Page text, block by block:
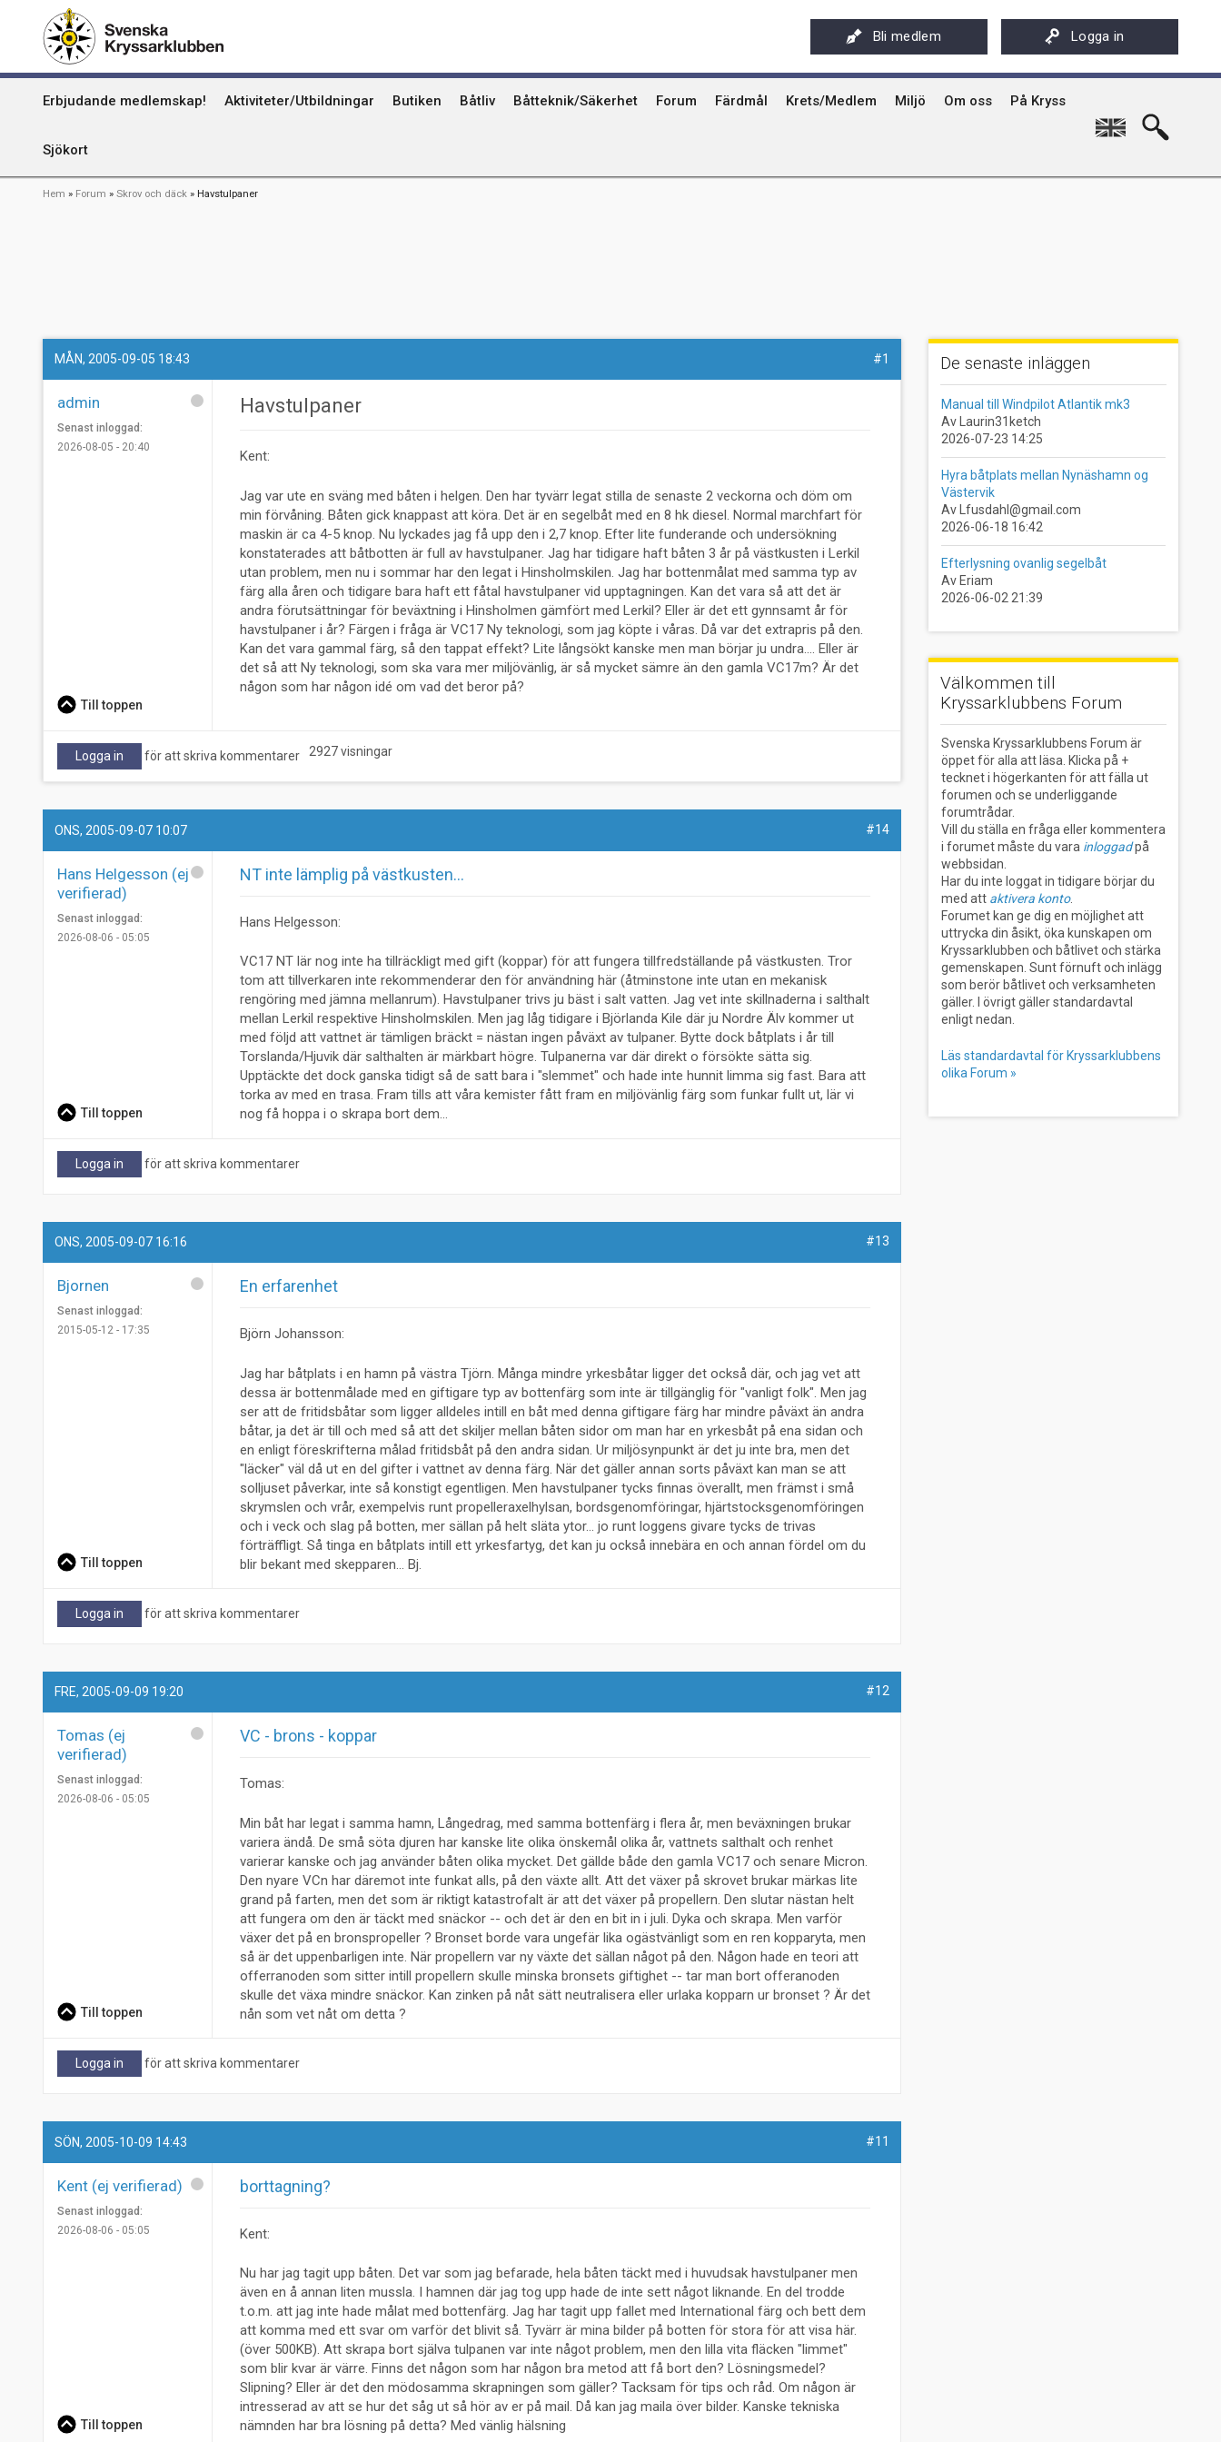
huvudinnehåll
Bli medlem Logga in
Erbjudande medlemskap! Aktiviteter/Utbildningar Butiken Båtliv
Toalettavfall och sjömackar
Båtteknik/Säkerhet Forum Färdmål
Stockholms skärgård
Krets/Medlem
Uthyrning av Kryssarklubbens IF-båtar och kajaker
Miljö Om oss
Svenska Kryssarklubben 100 år
På Kryss
På Kryss historia
Kryssarklubbens nyhetsbrev
Sjökort
Kummel
Uthamn
Naturhamn
English
Länkstig
Hem Forum Skrov och däck Havstulpaner
MÅN, 2005-09-05 18:43 #1
admin
Senast inloggad:
2026-08-05 - 20:40
Havstulpaner
Kent:
Jag var ute en sväng med båten i helgen. Den har tyvärr legat stilla de senaste 2 veckorna och döm om
min förvåning. Båten gick knappast att köra. Det är en segelbåt med en 8 hk diesel. Normal marchfart för
maskin är ca 4-5 knop. Nu lyckades jag få upp den i 2,7 knop. Efter lite funderande och undersökning
konstaterades att båtbotten är full av havstulpaner. Jag har tidigare haft båten 3 år på västkusten i Lerkil
utan problem, men nu i sommar har den legat i Hinsholmskilen. Jag har bottenmålat med samma typ av
färg alla åren och tidigare bara haft ett fåtal havstulpaner vid upptagningen. Kan det vara så att det är
andra förutsättningar för beväxtning i Hinsholmen gämfört med Lerkil? Eller är det ett gynnsamt år för
havstulpaner i år? Färgen i fråga är VC17 Ny teknologi, som jag köpte i våras. Då var det extrapris på den.
Kan det vara gammal färg, så den tappat effekt? Lite långsökt kanske men man börjar ju undra.... Eller är
det så att Ny teknologi, som ska vara mer miljövänlig, är så mycket sämre än den gamla VC17m? Är det
någon som har någon idé om vad det beror på?
Till toppen
Logga in för att skriva kommentarer 2927 visningar
ONS, 2005-09-07 10:07 #14
Hans Helgesson (ej
verifierad)
Senast inloggad:
2026-08-06 - 05:05
NT inte lämplig på västkusten...
Hans Helgesson:
VC17 NT lär nog inte ha tillräckligt med gift (koppar) för att fungera tillfredställande på västkusten. Tror
tom att tillverkaren inte rekommenderar den för användning här (åtminstone inte utan en mekanisk
rengöring med jämna mellanrum). Havstulpaner trivs ju bäst i salt vatten. Jag vet inte skillnaderna i salthalt
mellan Lerkil respektive Hinsholmskilen. Men jag låg tidigare i Björlanda Kile där ju Nordre Älv kommer ut
med följd att vattnet är tämligen bräckt = nästan ingen påväxt av tulpaner. Bytte dock båtplats i år till
Torslanda/Hjuvik där salthalten är märkbart högre. Tulpanerna var där direkt o försökte sätta sig.
Upptäckte det dock ganska tidigt så de satt bara i "slemmet" och hade inte hunnit limma sig fast. Bara att
torka av med en trasa. Fram tills att våra kemister fått fram en miljövänlig färg som funkar fullt ut, lär vi
nog få hoppa i o skrapa bort dem...
Till toppen
Logga in för att skriva kommentarer
ONS, 2005-09-07 16:16 #13
Bjornen
Senast inloggad:
2015-05-12 - 17:35
En erfarenhet
Björn Johansson:
Jag har båtplats i en hamn på västra Tjörn. Många mindre yrkesbåtar ligger det också där, och jag vet att
dessa är bottenmålade med en giftigare typ av bottenfärg som inte är tillgänglig för "vanligt folk". Men jag
ser att de fritidsbåtar som ligger alldeles intill en båt med denna giftigare färg har mindre påväxt än andra
båtar, ja det är till och med så att det skiljer mellan båten sidor om man har en yrkesbåt på ena sidan och
en enligt föreskrifterna målad fritidsbåt på den andra sidan. Ur miljösynpunkt är det ju inte bra, men det
"läcker" väl då ut en del gifter i vattnet av denna färg. När det gäller annan sorts påväxt kan man se att
solljuset påverkar, inte så konstigt egentligen. Men havstulpaner tycks finnas överallt, men främst i små
skrymslen och vrår, exempelvis runt propelleraxelhylsan, bordsgenomföringar, hjärtstocksgenomföringen
och i veck och slag på botten, mer sällan på helt släta ytor... jo runt loggens givare tycks de trivas
förträffligt. Så tinga en båtplats intill ett yrkesfartyg, det kan ju också innebära en och annan fördel om du
blir bekant med skepparen... Bj.
Till toppen
Logga in för att skriva kommentarer
FRE, 2005-09-09 19:20 #12
Tomas (ej
verifierad)
Senast inloggad:
2026-08-06 - 05:05
VC - brons - koppar
Tomas:
Min båt har legat i samma hamn, Långedrag, med samma bottenfärg i flera år, men beväxningen brukar
variera ändå. De små söta djuren har kanske lite olika önskemål olika år, vattnets salthalt och renhet
varierar kanske och jag använder båten olika mycket. Det gällde både den gamla VC17 och senare Micron.
Den nyare VCn har däremot inte funkat alls, på den växte allt. Att det växer på skrovet brukar märkas lite
grand på farten, men det som är riktigt katastrofalt är att det växer på propellern. Den slutar nästan helt
att fungera om den är täckt med snäckor -- och det är den en bit in i juli. Dyka och skrapa. Men varför
växer det på en bronspropeller ? Bronset borde vara ungefär lika ogästvänligt som en ren kopparyta, men
så är det uppenbarligen inte. När propellern var ny växte det sällan något på den. Någon hade en teori att
offerranoden som sitter intill propellern skulle minska bronsets giftighet -- tar man bort offeranoden
skulle det växa mindre snäckor. Kan zinken på nåt sätt neutralisera eller urlaka kopparn ur bronset ? Är det
nån som vet nåt om detta ?
Till toppen
Logga in för att skriva kommentarer
SÖN, 2005-10-09 14:43 #11
Kent (ej verifierad)
Senast inloggad:
2026-08-06 - 05:05
borttagning?
Kent:
Nu har jag tagit upp båten. Det var som jag befarade, hela båten täckt med i huvudsak havstulpaner men
även en å annan liten mussla. I hamnen där jag tog upp hade de inte sett något liknande. En del trodde
t.o.m. att jag inte hade målat med bottenfärg. Jag har tagit upp fallet med International färg och bett dem
att komma med ett svar om varför det blivit så. Tyvärr är mina bilder på botten för stora för att visa här.
(över 500KB). Att skrapa bort själva tulpanen var inte något problem, men den lilla vita fläcken "limmet"
som blir kvar är värre. Finns det någon som har någon bra metod att få bort den? Lösningsmedel?
Slipning? Eller är det den mödosamma skrapningen som gäller? Tacksam för tips och råd. Om någon är
intresserad av att se hur det såg ut så hör av er på mail. Då kan jag maila över bilder. Kanske tekniska
nämnden har bra lösning på detta? Med vänlig hälsning
Till toppen
De senaste inläggen
Manual till Windpilot Atlantik mk3
Av Laurin31ketch
2026-07-23 14:25
Hyra båtplats mellan Nynäshamn og
Västervik
Av Lfusdahl@gmail.com
2026-06-18 16:42
Efterlysning ovanlig segelbåt
Av Eriam
2026-06-02 21:39
Välkommen till
Kryssarklubbens Forum
Svenska Kryssarklubbens Forum är
öppet för alla att läsa. Klicka på +
tecknet i högerkanten för att fälla ut
forumen och se underliggande
forumtrådar.
Vill du ställa en fråga eller kommentera
i forumet måste du vara inloggadpå
webbsidan.
Har du inte loggat in tidigare börjar du
med att aktivera konto.
Forumet kan ge dig en möjlighet att
uttrycka din åsikt, öka kunskapen om
Kryssarklubben och båtlivet och stärka
gemenskapen. Sunt förnuft och inlägg
som berör båtlivet och verksamheten
gäller. I övrigt gäller standardavtal
enligt nedan.
Läs standardavtal för Kryssarklubbens
olika Forum »